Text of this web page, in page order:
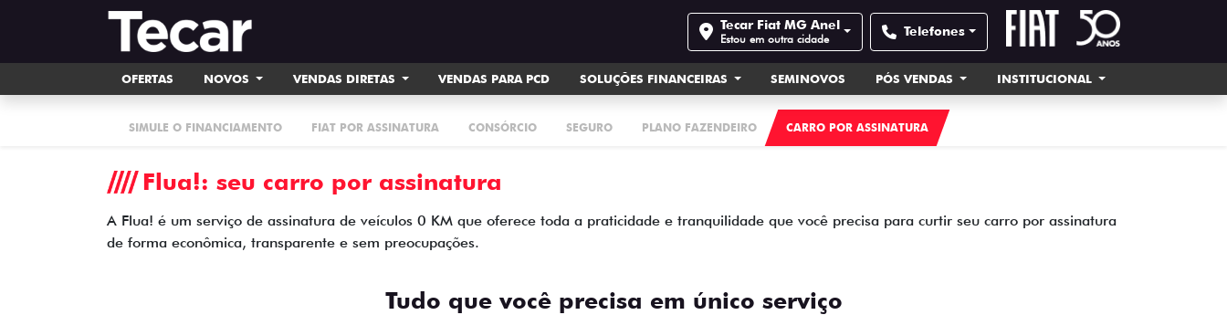
Tecar Fiat MG Anel
Estou em outra cidade Telefones
OFERTAS NOVOS VENDAS DIRETAS VENDAS PARA PCD SOLUÇÕES FINANCEIRAS SEMINOVOS PÓS VENDAS INSTITUCIONAL
SIMULE O FINANCIAMENTO FIAT POR ASSINATURA CONSÓRCIO SEGURO PLANO FAZENDEIRO CARRO POR ASSINATURA
Flua!: seu carro por assinatura
A Flua! é um serviço de assinatura de veículos 0 KM que oferece toda a praticidade e tranquilidade que você precisa para curtir seu carro por assinatura
de forma econômica, transparente e sem preocupações.
Tudo que você precisa em único serviço